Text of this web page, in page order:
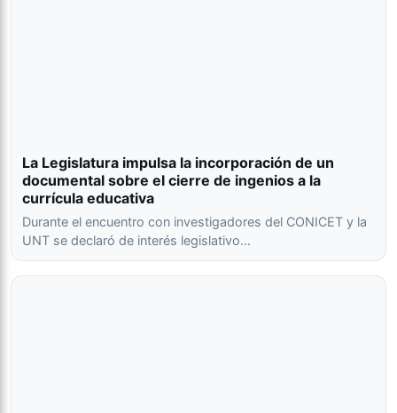
La Legislatura impulsa la incorporación de un
documental sobre el cierre de ingenios a la
currícula educativa
Durante el encuentro con investigadores del CONICET y la
UNT se declaró de interés legislativo…